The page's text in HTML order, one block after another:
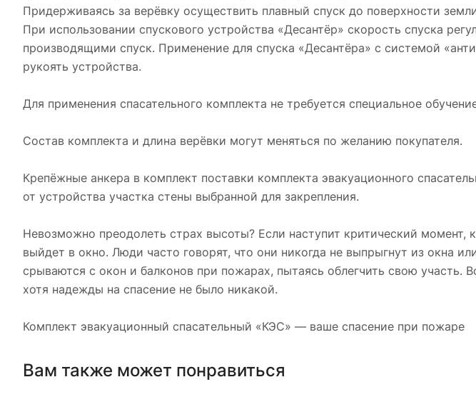
Придерживаясь за верёвку осуществить плавный спуск до поверхности
При использовании спускового устройства «Десантёр» скорость спуска
производящими спуск. Применение для спуска «Десантёра» с системой
рукоять устройства.
Для применения спасательного комплекта не требуется специальное
Состав комплекта и длина верёвки могут меняться по желанию покупателя.
Крепёжные анкера в комплект поставки комплекта эвакуационного
от устройства участка стены выбранной для закрепления.
Невозможно преодолеть страх высоты? Если наступит критический
выйдет в окно. Люди часто говорят, что они никогда не выпрыгнут из окна
срываются с окон и балконов при пожарах, пытаясь облегчить свою
хотя надежды на спасение не было никакой.
Комплект эвакуационный спасательный «КЭС» — ваше спасение при пожаре
Вам также может понравиться